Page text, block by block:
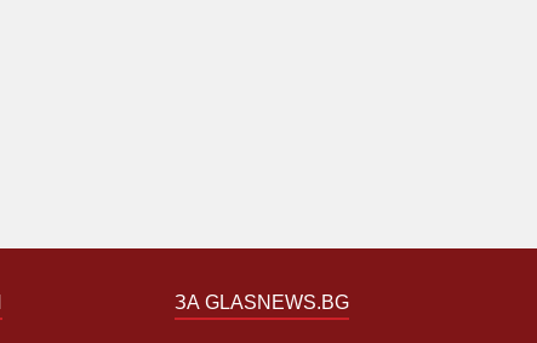
ЗА GLASNEWS.BG